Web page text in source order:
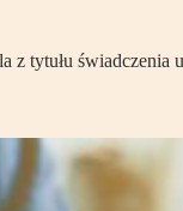
tytułu świadczenia